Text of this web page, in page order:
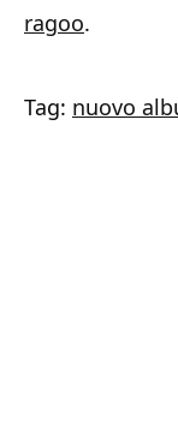
ragoo.
Tag: nuovo